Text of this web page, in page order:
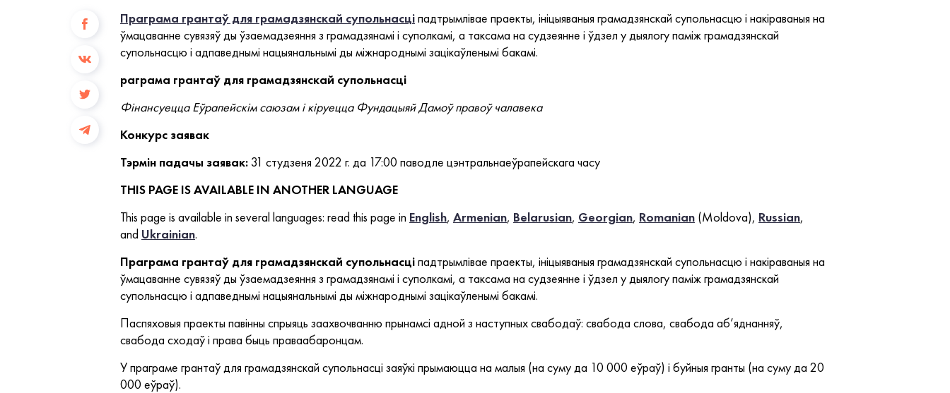
Праграма грантаў для грамадзянскай супольнасціпадтрымлівае праекты, ініцыяваныя грамадзянскай супольнасцю і накіраваныя на
ўмацаванне сувязяў ды ўзаемадзеяння з грамадзянамі і суполкамі, а таксама на судзеянне і ўдзел у дыялогу паміж грамадзянскай
супольнасцю і адпаведнымі нацыянальнымі ды міжнароднымі зацікаўленымі бакамі.
раграма грантаў для грамадзянскай супольнасці
Фінансуецца Еўрапейскім саюзам і кіруецца Фундацыяй Дамоў правоў чалавека
Конкурс заявак
Тэрмін падачы заявак: 31 студзеня 2022 г. да 17:00 паводле цэнтральнаеўрапейскага часу
THIS PAGE IS AVAILABLE IN ANOTHER LANGUAGE
This page is available in several languages: read this page in English, Armenian, Belarusian, Georgian, Romanian (Moldova), Russian,
and Ukrainian.
Праграма грантаў для грамадзянскай супольнасціпадтрымлівае праекты, ініцыяваныя грамадзянскай супольнасцю і накіраваныя на
ўмацаванне сувязяў ды ўзаемадзеяння з грамадзянамі і суполкамі, а таксама на судзеянне і ўдзел у дыялогу паміж грамадзянскай
супольнасцю і адпаведнымі нацыянальнымі ды міжнароднымі зацікаўленымі бакамі.
Паспяховыя праекты павінны спрыяць заахвочванню прынамсі адной з наступных свабодаў: свабода слова, свабода аб’яднанняў,
свабода сходаў і права быць праваабаронцам.
У праграме грантаў для грамадзянскай супольнасці заяўкі прымаюцца на малыя (на суму да 10 000 еўраў) і буйныя гранты (на суму да 20
000 еўраў).